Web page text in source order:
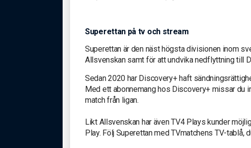
Superettan på tv och stream
Superettan är den näst högsta divisionen inom
Allsvenskan samt för att undvika nedflyttning till
Sedan 2020 har Discovery+ haft
Med ett abonnemang hos Discovery+ missar du
match från ligan.
Likt Allsvenskan har även TV4 Plays kunder
Play. Följ Superettan med TVmatchens TV-tablå,